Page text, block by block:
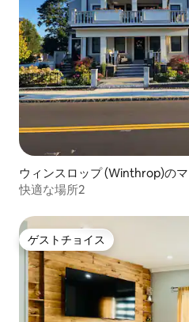
ウィンスロップ (Winthrop)のマ
ート
快適な場所2
ゲストチョイス
ゲストチョイス